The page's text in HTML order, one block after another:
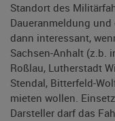
Standort des
Daueranmeldung
dann interessant,
Sachsen-Anhalt (z.b.
Roßlau, Lutherstadt
Stendal, Bitterfeld-
mieten wollen.
Darsteller darf das